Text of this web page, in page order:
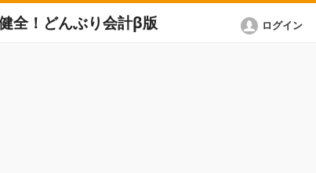
全！どんぶり会計β版 ログイン